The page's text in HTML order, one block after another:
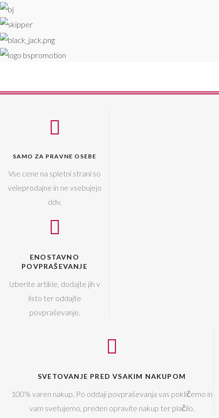
SAMO ZA PRAVNE OSEBE
Vse cene na spletni strani so
veleprodajne in ne vsebujejo
ddv.
ENOSTAVNO
POVPRAŠEVANJE
Izberite artikle, dodajte jih v
listo ter oddajte
povpraševanje.
SVETOVANJE PRED VSAKIM NAKUPOM
100% varen nakup. Po oddaji povpraševanja vas pokličemo in
vam svetujemo, preden opravite nakup ter plačilo.